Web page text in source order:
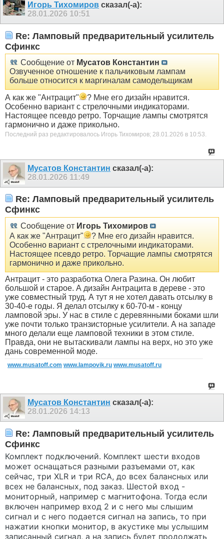
Игорь Тихомиров сказал(-а):
28.01.2026 10:51
Re: Ламповый предварительный усилитель
Сфинкс
Сообщение от Мусатов Константин
Озвученное отношение к пальчиковым лампам
больше относится к маргиналам самодельщикам
А как же "Антрацит"
? Мне его дизайн нравится.
Особенно вариант с стрелочными индикаторами.
Настоящее псевдо ретро. Торчащие лампы смотрятся
гармонично и даже прикольно.
Последний раз редактировалось Игорь Тихомиров; 28.01.2026 в 10:53.
Мусатов Константин сказал(-а):
28.01.2026 11:49
Re: Ламповый предварительный усилитель
Сфинкс
Сообщение от Игорь Тихомиров
А как же "Антрацит"
? Мне его дизайн нравится.
Особенно вариант с стрелочными индикаторами.
Настоящее псевдо ретро. Торчащие лампы смотрятся
гармонично и даже прикольно.
Антрацит - это разработка Олега Разина. Он любит
большой и старое. А дизайн Антрацита в дереве - это
уже совместный труд. А тут я не хотел давать отсылку в
30-40-е годы. Я делал отсылку к 60-70-м - концу
ламповой эры. У нас в стиле с деревянными боками шли
уже почти только транзисторные усилители. А на западе
много делали еще ламповой техники в этом стиле.
Правда, они не вытаскивали лампы на верх, но это уже
дань современной моде.
www.musatoff.com www.lampovik.ru www.musatoff.ru
Мусатов Константин сказал(-а):
28.01.2026 14:13
Re: Ламповый предварительный усилитель
Сфинкс
Комплект подключений. Комплект шести входов
может оснащаться разными разъемами от, как
сейчас, три XLR и три RCA, до всех балансных или
всех не балансных, под заказ. Шестой вход -
мониторный, например с магнитофона. Тогда если
включен например вход 2 и с него мы слышим
сигнал и с него подается сигнал на запись, то при
нажатии кнопки монитор, в акустике мы услышим
записанный сигнал, а на запись будет продолжать